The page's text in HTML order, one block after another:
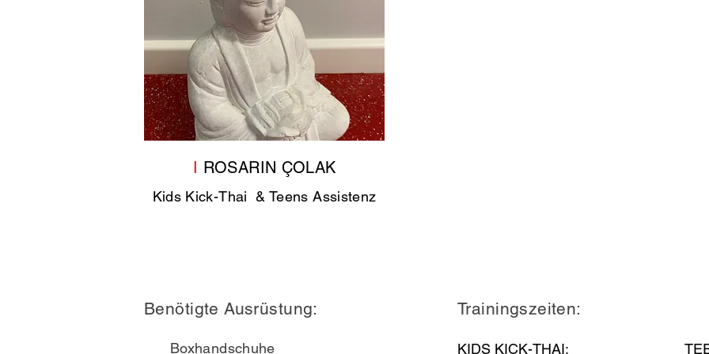
I ROSARIN ÇOLAK
Kids Kick-Thai & Teens Assistenz
Benötigte Ausrüstung:
Boxhandschuhe
Trainingszeiten:
KIDS KICK-THAI: